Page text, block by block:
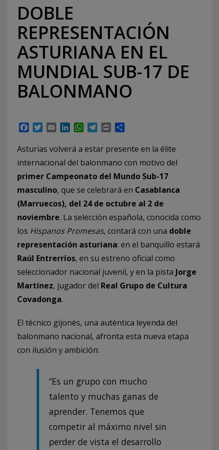
DOBLE
REPRESENTACIÓN
ASTURIANA EN EL
MUNDIAL SUB-17 DE
BALONMANO
Facebook
TwitterEmailLinkedInWhatsApp
Telegram
Print
Asturias volverá a estar presente en la élite
internacional del balonmano con motivo del
primer Campeonato del Mundo Sub-17
masculino, que se celebrará en Casablanca
(Marruecos), del 24 de octubre al 2 de
noviembre. La selección española, conocida como
los Hispanos Promesas, contará con una doble
representación asturiana: en el banquillo estará
Raúl Entrerríos, en su estreno oficial como
seleccionador nacional juvenil, y en la pista Jorge
Martínez, jugador del Real Grupo de Cultura
Covadonga.
El técnico gijonés, una auténtica leyenda del
balonmano nacional, afronta esta nueva etapa
con ilusión y ambición:
“Es un grupo con mucho
talento y muchas ganas de
aprender. Tenemos que
competir al máximo nivel sin
perder de vista el desarrollo